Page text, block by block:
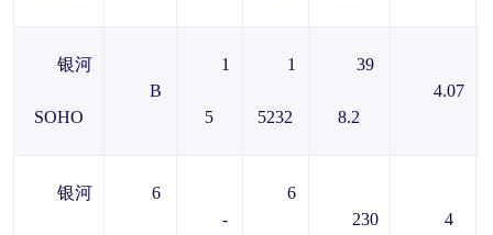
银河
SOHO
B
1
5
1
5232
39
8.2
4.07
银河 6
-
6
230 4